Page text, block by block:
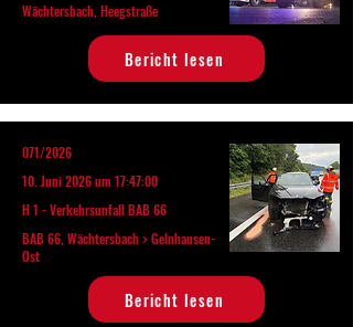
Wächtersbach, Heegstraße
Bericht lesen
071/2026
10. Juni 2026 um 17:47:00
H 1 - Verkehrsunfall BAB 66
BAB 66, Wächtersbach > Gelnhausen-
Ost
Bericht lesen